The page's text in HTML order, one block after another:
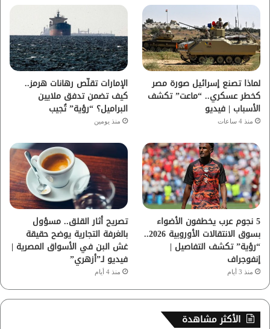
ب
و
ك
ر
ي
و
ب
ت
ق
ر
ا
م
لماذا تصنع إسرائيل صورة مصر
كخطر عسكري.. “ماعت” تكشف
الأسباب | فيديو
منذ 4 ساعات
الإمارات تقلّص رهانات هرمز..
كيف تضمن تدفق ملايين
البراميل؟ “رؤية” تُجيب
منذ يومين
5 نجوم عرب يخطفون الأضواء
بسوق الانتقالات الأوروبية 2026..
“رؤية” تكشف التفاصيل |
إنفوجراف
منذ 3 أيام
تصريح أثار القلق.. مسؤول
بالغرفة التجارية يوضح حقيقة
غش البن في الأسواق المصرية |
فيديو لـ”أزهري”
منذ 4 أيام
الأكثر مشاهدة